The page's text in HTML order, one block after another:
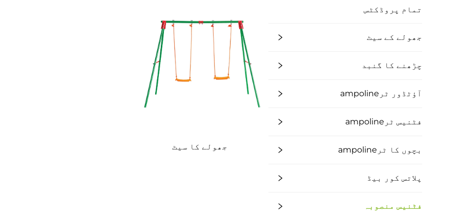
تمام پروڈکٹس
جھولے کے سیٹ
چڑھنے کا گنبد
آؤٹڈور ٹرampoline
فٹنیس ٹرampoline
بچوں کا ٹرampoline
پلاتس کور بیڈ
فٹنیس منصوبہ
جھولے کا سیٹ